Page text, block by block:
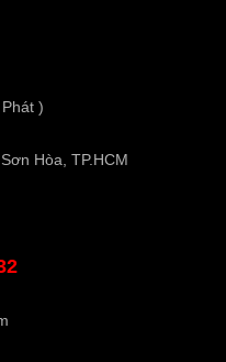
)
Hòa, TP.HCM